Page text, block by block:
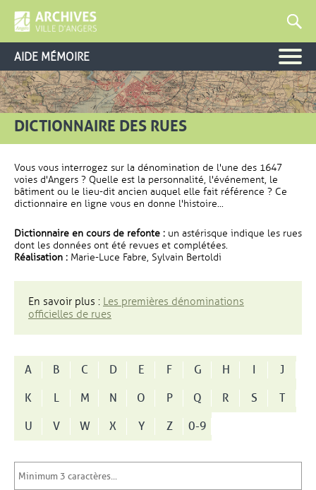
AIDE MÉMOIRE
DICTIONNAIRE DES RUES
Vous vous interrogez sur la dénomination de l'une des 1647
voies d'Angers ? Quelle est la personnalité, l'événement, le
bâtiment ou le lieu-dit ancien auquel elle fait référence ? Ce
dictionnaire en ligne vous en donne l'histoire...
Dictionnaire en cours de refonte : un astérisque indique les rues
dont les données ont été revues et complétées.
Réalisation : Marie-Luce Fabre, Sylvain Bertoldi
En savoir plus : Les premières dénominations
officielles de rues
A B C D E F G H I
J
K
L M N O P Q R S
T
U
V W X Y Z 0-9